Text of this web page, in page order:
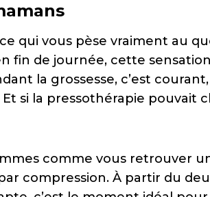
qui vous pèse vraiment au
fin de journée, cette
la grossesse, c’est
Et si la pressothérapie pouvait
comme vous retrouver
compression. À partir du